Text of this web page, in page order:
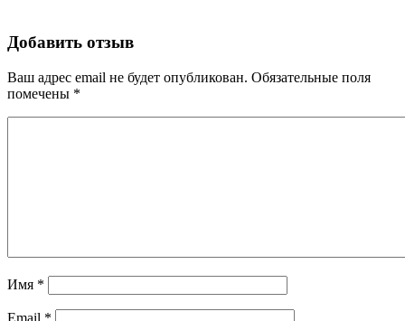
Добавить отзыв
Ваш адрес email не будет опубликован. Обязательные поля
помечены *
Имя *
Email *